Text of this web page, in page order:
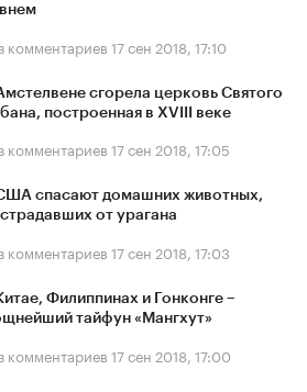
комментариев 17 сен 2018, 17:10
сгорела церковь Святого
построенная в XVIII веке
комментариев 17 сен 2018, 17:05
спасают домашних животных,
от урагана
комментариев 17 сен 2018, 17:03
Филиппинах и Гонконге –
тайфун «Мангхут»
комментариев 17 сен 2018, 17:00